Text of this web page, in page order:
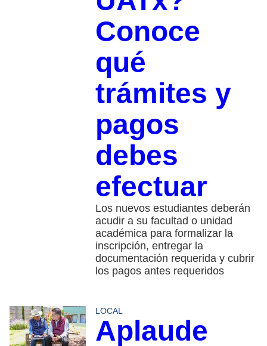
Conoce
qué
trámites y
pagos
debes
efectuar
Los nuevos estudiantes deberán
acudir a su facultad o unidad
académica para formalizar la
inscripción, entregar la
documentación requerida y cubrir
los pagos antes requeridos
LOCAL
Aplaude